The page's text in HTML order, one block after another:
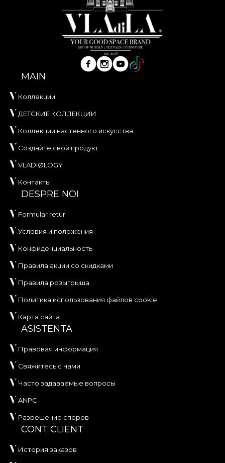
MAIN
Коллекции
ДЕТСКИЕ КОЛЛЕКЦИИ
Коллекции настенного искусства
Создайте свой продукт
VLADIØLOGY
Контакты
DESPRE NOI
Formular retur
Условия и положения
Конфиденциальность
Правила акции со скидками
Правила розыгрыша
Политика использования файлов cookie
Карта сайта
ASISTENTA
Правовая информация
Свяжитесь с нами
Часто задаваемые вопросы
ANPC
Разрешение споров
CONT CLIENT
История заказов